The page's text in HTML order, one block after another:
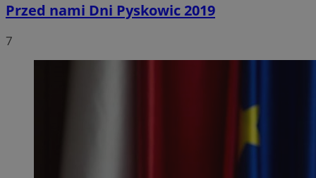
Przed nami Dni Pyskowic 2019
7